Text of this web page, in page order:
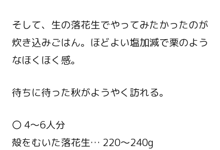
そして、生の落花生でやってみたかったのが
炊き込みごはん。ほどよい塩加減で栗のよう
なほくほく感。
待ちに待った秋がようやく訪れる。
〇 4～6人分
殻をむいた落花生… 220～240g